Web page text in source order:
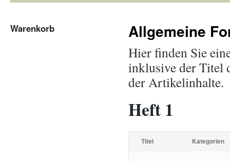
Allgemeine
Hier finden Sie
inklusive der Titel
der Artikelinhalte.
Heft 1
Titel Kategorien
Warenkorb